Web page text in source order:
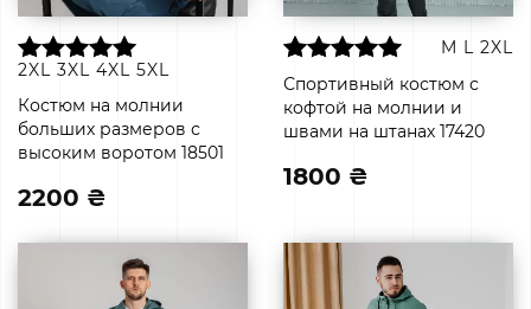
2XL 3XL 4XL 5XL
Костюм на молнии
больших размеров с
высоким воротом 18501
2200 ₴
M L 2XL
Спортивный костюм с
кофтой на молнии и
швами на штанах 17420
1800 ₴